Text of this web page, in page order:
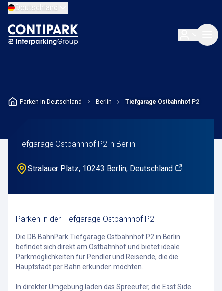
Deutschland
Parken in Deutschland Berlin Tiefgarage Ostbahnhof P2
Tiefgarage Ostbahnhof P2 in Berlin
Stralauer Platz, 10243 Berlin, Deutschland
Parken in der Tiefgarage Ostbahnhof P2
Die DB BahnPark Tiefgarage Ostbahnhof P2 in Berlin
befindet sich direkt am Ostbahnhof und bietet ideale
Parkmöglichkeiten für Pendler und Reisende, die die
Hauptstadt per Bahn erkunden möchten.
In direkter Umgebung laden das Spreeufer, die East Side